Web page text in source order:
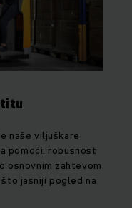
naše viljuškare
pomoći: robusnost
osnovnim zahtevom.
jasniji pogled na